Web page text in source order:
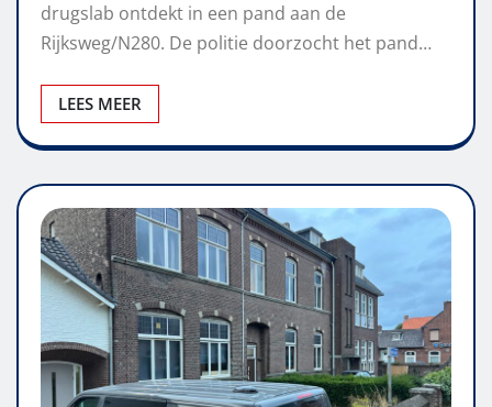
drugslab ontdekt in een pand aan de
Rijksweg/N280. De politie doorzocht het pand…
LEES MEER